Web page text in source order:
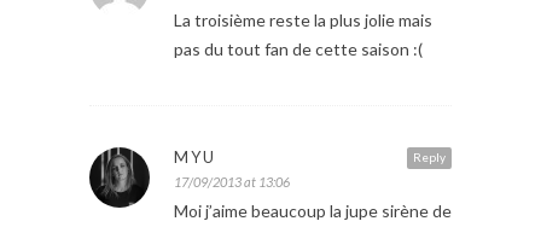
La troisième reste la plus jolie mais
pas du tout fan de cette saison :(
Reply
MYU
17/09/2013 at 13:06
Moi j’aime beaucoup la jupe sirène de